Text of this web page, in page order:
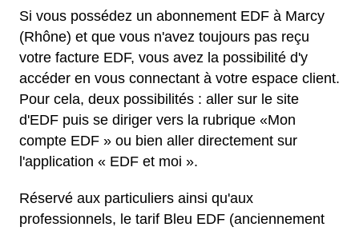
Si vous possédez un abonnement EDF à Marcy
(Rhône) et que vous n'avez toujours pas reçu
votre facture EDF, vous avez la possibilité d'y
accéder en vous connectant à votre espace client.
Pour cela, deux possibilités : aller sur le site
d'EDF puis se diriger vers la rubrique «Mon
compte EDF » ou bien aller directement sur
l'application « EDF et moi ».
Réservé aux particuliers ainsi qu'aux
professionnels, le tarif Bleu EDF (anciennement